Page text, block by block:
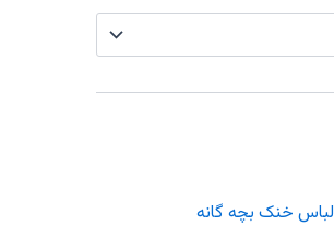
لباس خنک بچه گانه